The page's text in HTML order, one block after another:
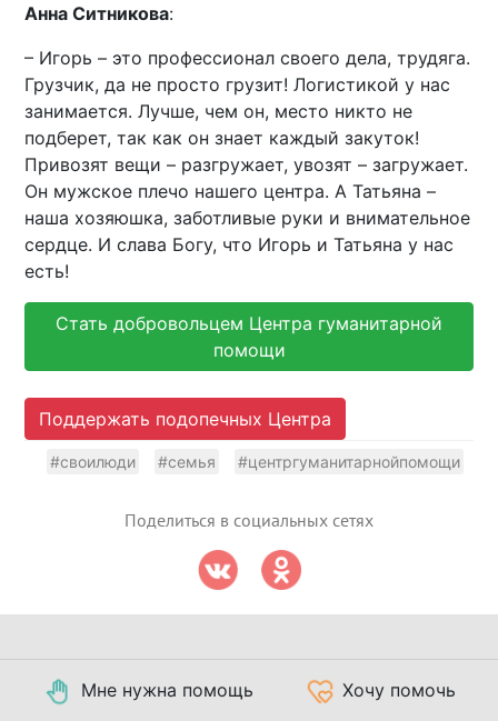
Анна Ситникова:
– Игорь – это профессионал своего дела, трудяга.
Грузчик, да не просто грузит! Логистикой у нас
занимается. Лучше, чем он, место никто не
подберет, так как он знает каждый закуток!
Привозят вещи – разгружает, увозят – загружает.
Он мужское плечо нашего центра. А Татьяна –
наша хозяюшка, заботливые руки и внимательное
сердце. И слава Богу, что Игорь и Татьяна у нас
есть!
Стать добровольцем Центра гуманитарной
помощи
Поддержать подопечных Центра
#своилюди #семья #центргуманитарнойпомощи
Поделиться в социальных сетях
Мне нужна помощь Хочу помочь